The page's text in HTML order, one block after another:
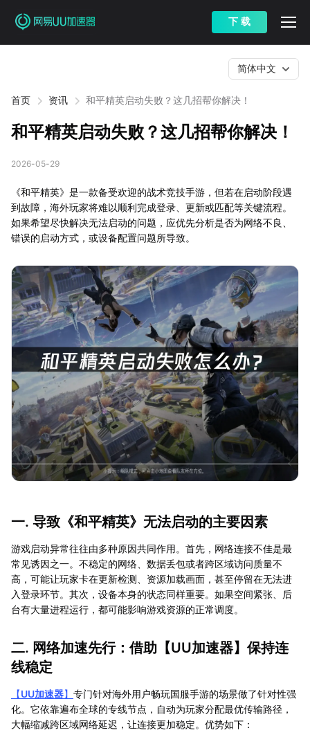
下 载
首页 资讯 和平精英启动失败？这几招帮你解决！
简体中文
和平精英启动失败？这几招帮你解决！
2026-05-29
《和平精英》是一款备受欢迎的战术竞技手游，但若在启动阶段遇
到故障，海外玩家将难以顺利完成登录、更新或匹配等关键流程。
如果希望尽快解决无法启动的问题，应优先分析是否为网络不良、
错误的启动方式，或设备配置问题所导致。
一. 导致《和平精英》无法启动的主要因素
游戏启动异常往往由多种原因共同作用。首先，网络连接不佳是最
常见诱因之一。不稳定的网络、数据丢包或者跨区域访问质量不
高，可能让玩家卡在更新检测、资源加载画面，甚至停留在无法进
入登录环节。其次，设备本身的状态同样重要。如果空间紧张、后
台有大量进程运行，都可能影响游戏资源的正常调度。
二. 网络加速先行：借助【UU加速器】保持连
线稳定
【UU加速器】 专门针对海外用户畅玩国服手游的场景做了针对性强
化。它依靠遍布全球的专线节点，自动为玩家分配最优传输路径，
大幅缩减跨区域网络延迟，让连接更加稳定。优势如下：